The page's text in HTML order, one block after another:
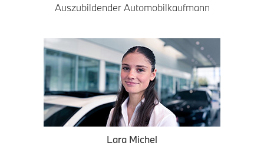
Auszubildender Automobilkaufmann
Lara Michel